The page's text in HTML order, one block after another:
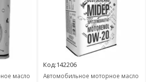
масло
Код:142206
Автомобильное моторное масло